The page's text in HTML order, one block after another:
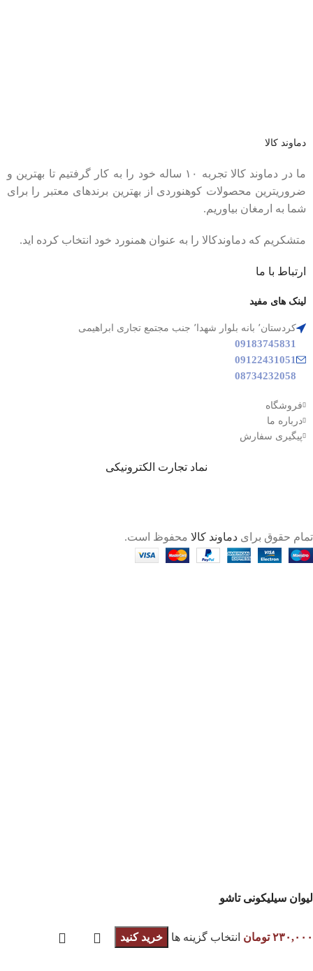
دماوند کالا
ما در دماوند کالا تجربه ۱۰ ساله خود را به کار گرفتیم تا بهترین و
ضروریترین محصولات کوهنوردی از بهترین برندهای معتبر را برای
شما به ارمغان بیاوریم.
متشکریم که دماوندکالا را به عنوان همنورد خود انتخاب کرده اید.
ارتباط با ما
لینک های مفید
کردستان٬ بانه بلوار شهدا٬ جنب مجتمع تجاری ابراهیمی
09183745831
09122431051
08734232058
فروشگاه
درباره ما
پیگیری سفارش
نماد تجارت الکترونیکی
تمام حقوق برای دماوند کالا محفوظ است.
لیوان سیلیکونی تاشو
۲۳۰,۰۰۰ تومان انتخاب گزینه ها خرید کنید